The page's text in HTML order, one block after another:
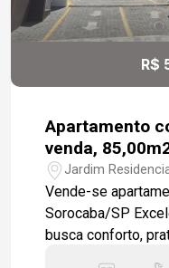
Bom Lugar, entre
completo, pronto
de alto padrão e
tradicionais e
R$
Apartamento
venda,
Hill - Sorocaba
Jardim
Vende-se
Sorocaba/SP Excelente oportunidade para quem
busca conforto,